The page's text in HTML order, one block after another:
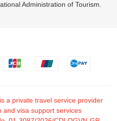
Administration of Tourism.
a private travel service provider
and visa support services